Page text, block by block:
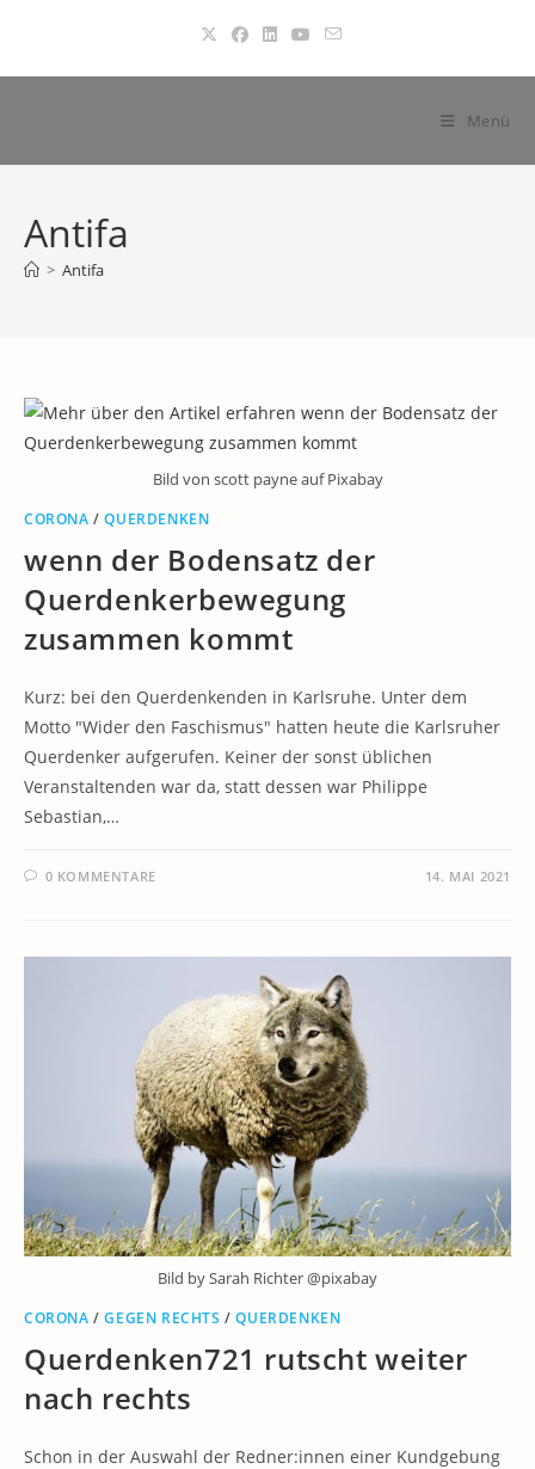
springen
Menü
Antifa
> Antifa
Bild von scott payne auf Pixabay
CORONA /QUERDENKEN
wenn der Bodensatz der
Querdenkerbewegung
zusammen kommt
Kurz: bei den Querdenkenden in Karlsruhe. Unter dem
Motto "Wider den Faschismus" hatten heute die Karlsruher
Querdenker aufgerufen. Keiner der sonst üblichen
Veranstaltenden war da, statt dessen war Philippe
Sebastian,…
0 KOMMENTARE 14. MAI 2021
Bild by Sarah Richter @pixabay
CORONA /GEGEN RECHTS /QUERDENKEN
Querdenken721 rutscht weiter
nach rechts
Schon in der Auswahl der Redner:innen einer Kundgebung